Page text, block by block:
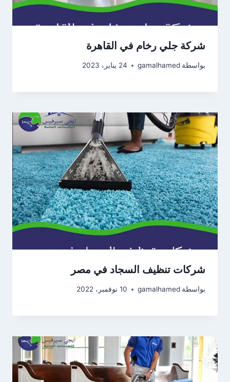
شركة جلي رخام في القاهرة
بواسطة gamalhamed 24 يناير، 2023
شركات تنظيف السجاد في مصر
بواسطة gamalhamed 10 نوفمبر، 2022